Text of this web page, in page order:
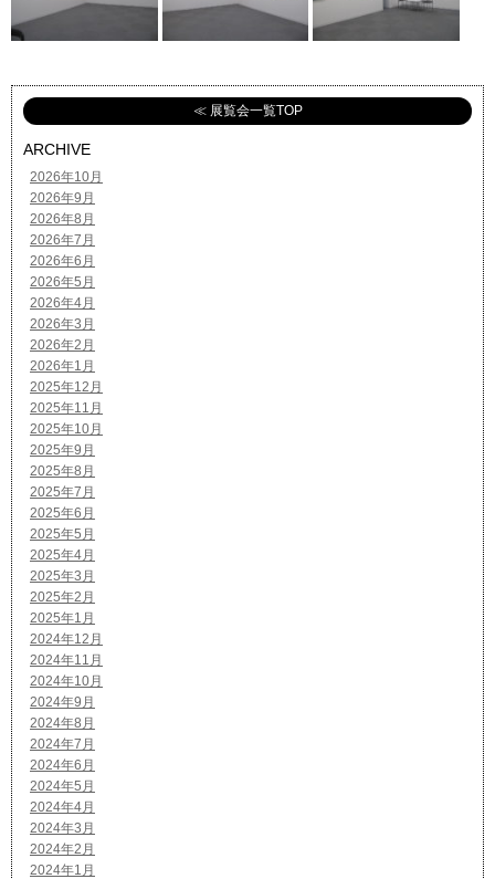
≪ 展覧会一覧TOP
ARCHIVE
2026年10月
2026年9月
2026年8月
2026年7月
2026年6月
2026年5月
2026年4月
2026年3月
2026年2月
2026年1月
2025年12月
2025年11月
2025年10月
2025年9月
2025年8月
2025年7月
2025年6月
2025年5月
2025年4月
2025年3月
2025年2月
2025年1月
2024年12月
2024年11月
2024年10月
2024年9月
2024年8月
2024年7月
2024年6月
2024年5月
2024年4月
2024年3月
2024年2月
2024年1月